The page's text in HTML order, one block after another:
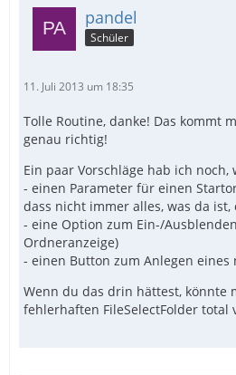
pandel
Schüler
11. Juli 2013 um 18:35
Tolle Routine, danke! Das kommt
genau richtig!
Ein paar Vorschläge hab ich noch,
- einen Parameter für einen
dass nicht immer alles, was da
- eine Option zum Ein-/
Ordneranzeige)
- einen Button zum Anlegen eines
Wenn du das drin hättest, könnte
fehlerhaften FileSelectFolder total